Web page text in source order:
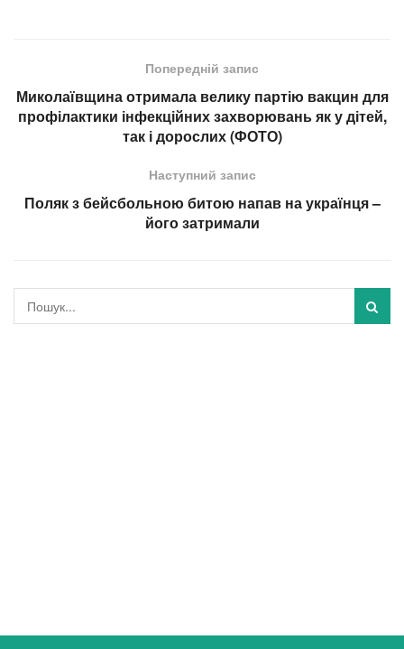
Попередній запис
Миколаївщина отримала велику партію вакцин для
профілактики інфекційних захворювань як у дітей,
так і дорослих (ФОТО)
Наступний запис
Поляк з бейсбольною битою напав на українця –
його затримали